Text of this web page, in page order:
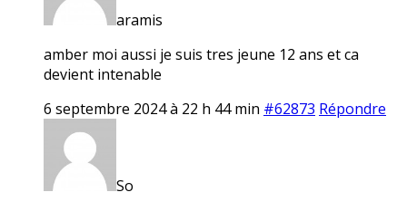
aramis
amber moi aussi je suis tres jeune 12 ans et ca
devient intenable
6 septembre 2024 à 22 h 44 min #62873 Répondre
So